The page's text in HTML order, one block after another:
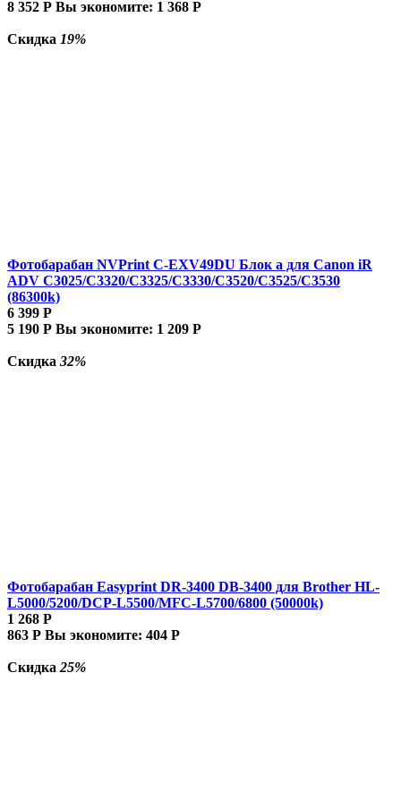
8 352 Р Вы экономите: 1 368 Р
Скидка 19%
Фотобарабан NVPrint C-EXV49DU Блок а для Canon iR
ADV C3025/C3320/C3325/C3330/C3520/C3525/C3530
(86300k)
6 399 Р
5 190 Р Вы экономите: 1 209 Р
Скидка 32%
Фотобарабан Easyprint DR-3400 DB-3400 для Brother HL-
L5000/5200/DCP-L5500/MFC-L5700/6800 (50000k)
1 268 Р
863 Р Вы экономите: 404 Р
Скидка 25%